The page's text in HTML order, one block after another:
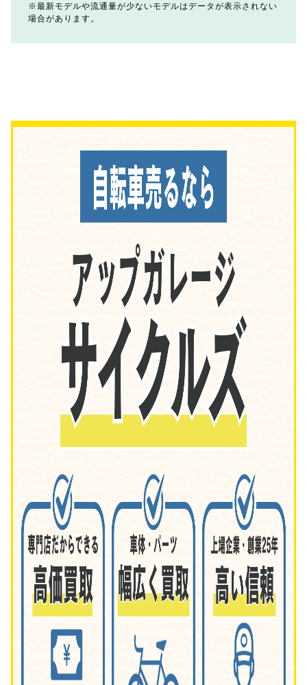
最新モデルや流通量が少ないモデルはデータが表示されない
場合があります。